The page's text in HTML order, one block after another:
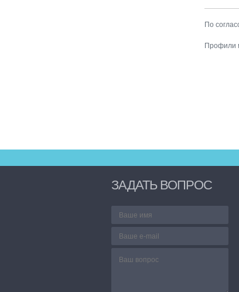
По
Профили
ЗАДАТЬ ВОПРОС